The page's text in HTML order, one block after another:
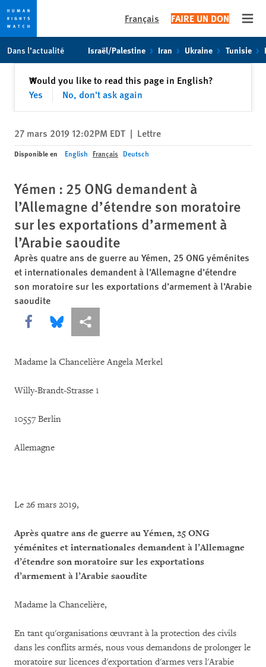
toto
content
Français FAIRE UN DON
Dans l’actualité Israël/Palestine Iran Ukraine Tunisie
Would you like to read this page in English?
Yes
No, don't ask again
✕Fermer
27 mars 2019 12:02PM EDT | Lettre
Disponible en English Français Deutsch
Yémen : 25 ONG demandent à
l’Allemagne d’étendre son moratoire
sur les exportations d’armement à
l’Arabie saoudite
Après quatre ans de guerre au Yémen, 25 ONG yéménites
et internationales demandent à l’Allemagne d’étendre
son moratoire sur les exportations d’armement à l’Arabie
saoudite
Share this via Facebook
Share this via Bluesky
Share this via Partagez
Madame la Chancelière Angela Merkel
Willy-Brandt-Strasse 1
10557 Berlin
Allemagne
Le 26 mars 2019,
Après quatre ans de guerre au Yémen, 25 ONG
yéménites et internationales demandent à l’Allemagne
d’étendre son moratoire sur les exportations
d’armement à l’Arabie saoudite
Madame la Chancelière,
En tant qu'organisations œuvrant à la protection des civils
dans les conflits armés, nous vous demandons de prolonger le
moratoire sur licences d'exportation d'armes vers l'Arabie